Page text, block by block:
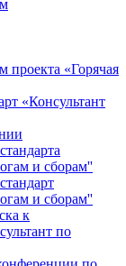
проекта «Горячая
«Консультант
и сборам''
и сборам''
к
по